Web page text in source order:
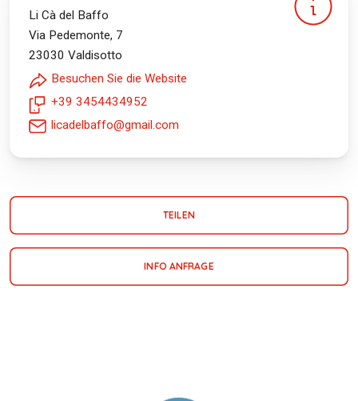
Li Cà del Baffo
Via Pedemonte, 7
23030 Valdisotto
Besuchen Sie die Website
+39 3454434952
licadelbaffo@gmail.com
TEILEN
INFO ANFRAGE